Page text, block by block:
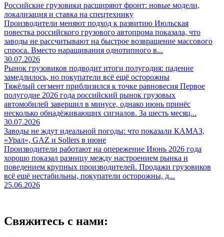
Российские грузовики расширяют фронт: новые модели,
локализация и ставка на спецтехнику
Производители меняют подход к развитию Июльская
повестка российского грузового автопрома показала, что
заводы не рассчитывают на быстрое возвращение массового
спроса. Вместо наращивания однотипного в...
30.07.2026
Рынок грузовиков подводит итоги полугодия: падение
замедлилось, но покупатели всё ещё осторожны
Тяжёлый сегмент приблизился к точке равновесия Первое
полугодие 2026 года российский рынок грузовых
автомобилей завершил в минусе, однако июнь принёс
несколько обнадёживающих сигналов. За шесть месяц...
30.07.2026
Заводы не ждут идеальной погоды: что показали КАМАЗ,
«Урал», GAZ и Sollers в июне
Производители работают на опережение Июнь 2026 года
хорошо показал разницу между настроением рынка и
поведением крупных производителей. Продажи грузовиков
всё ещё нестабильны, покупатели осторожны, д...
25.06.2026
Свяжитесь с нами: